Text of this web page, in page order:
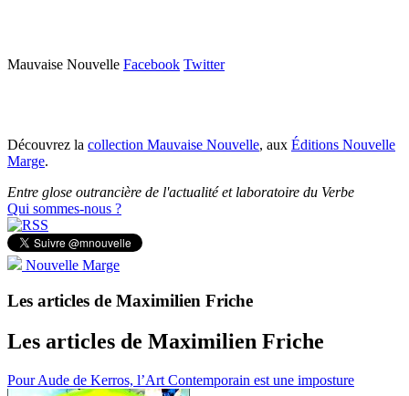
Mauvaise Nouvelle Facebook Twitter
Découvrez la collection Mauvaise Nouvelle, aux Éditions Nouvelle
Marge.
Entre glose outrancière de l'actualité et laboratoire du Verbe
Qui sommes-nous ?
Nouvelle Marge
Les articles de Maximilien Friche
Les articles de Maximilien Friche
Pour Aude de Kerros, l’Art Contemporain est une imposture